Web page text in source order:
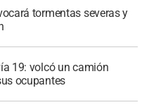
tormentas severas y
19: volcó un camión
ocupantes